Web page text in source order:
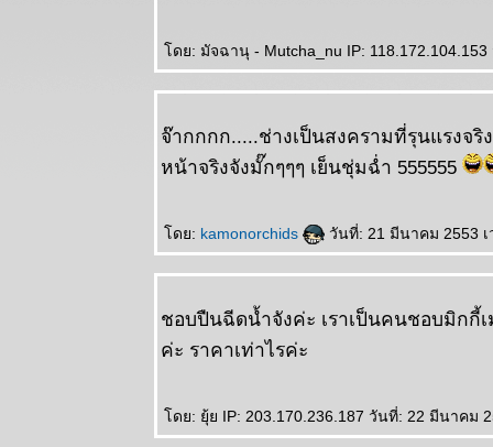
ดย: มัจฉานุ - Mutcha_nu IP:
จ๊ากกกก.....ช่างเป็นสงครามที่รุนแรงจริ
หน้าจริงจังมั๊กๆๆๆ เย็นชุ่มฉ่ำ 555555
ดย: kamonorchids วันที่: 21 มีนาคม 2553
ชอบปืนฉีดน้ำจังค่ะ เราเป็นคนชอบมิกกี้
ค่ะ ราคาเท่าไรค่ะ
ดย: ยุ้ย IP: 203.170.236.187 วันที่: 22 มีนาคม